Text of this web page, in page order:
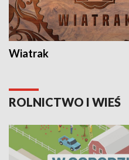
Wiatrak
ROLNICTWO I WIEŚ